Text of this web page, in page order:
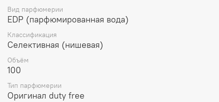
Вид парфюмерии
EDP (парфюмированная вода)
Классификация
Селективная (нишевая)
Объём
100
Тип парфюмерии
Оригинал duty free